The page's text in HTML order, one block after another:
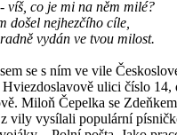
víš, co je mi na něm milé?
došel nejhezčího cíle,
vydán ve tvou milost.
se s ním ve vile
ulici číslo 14,
Miloň Čepelka se Zdeňkem
z vily vysílali populární